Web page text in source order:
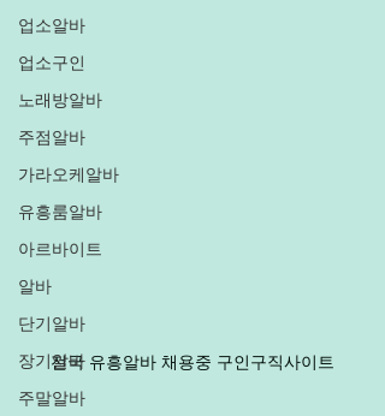
업소알바
업소구인
노래방알바
주점알바
가라오케알바
유흥룸알바
아르바이트
알바
단기알바
장기알바
주말알바
전국 유흥알바 채용중 구인구직사이트